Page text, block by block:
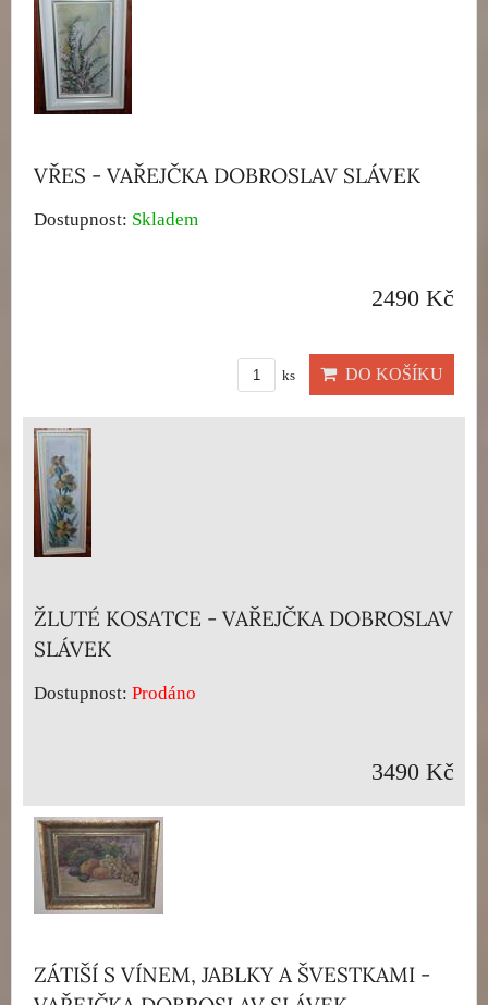
VŘES - VAŘEJČKA DOBROSLAV SLÁVEK
Dostupnost: Skladem
2490 Kč
ks DO KOŠÍKU
ŽLUTÉ KOSATCE - VAŘEJČKA DOBROSLAV
SLÁVEK
Dostupnost: Prodáno
3490 Kč
ZÁTIŠÍ S VÍNEM, JABLKY A ŠVESTKAMI -